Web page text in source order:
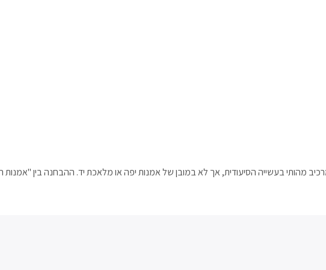
מהותי בעשייה הסיעודית, אך לא במובן של אמנות יפה או מלאכת יד. ההבחנה בין "אמנות